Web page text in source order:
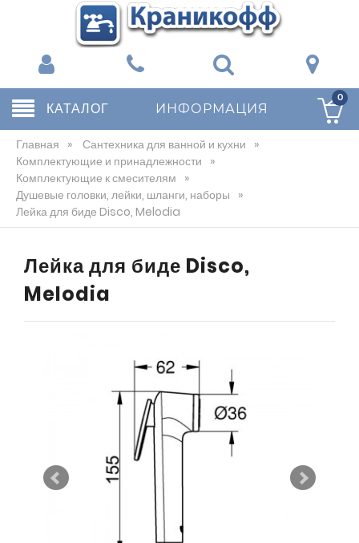
КАТАЛОГ ИНФОРМАЦИЯ
0
Главная » Сантехника для ванной и кухни »
Комплектующие и принадлежности »
Комплектующие к смесителям »
Душевые головки, лейки, шланги, наборы »
Лейка для биде Disco, Melodia
Лейка для биде Disco,
Melodia